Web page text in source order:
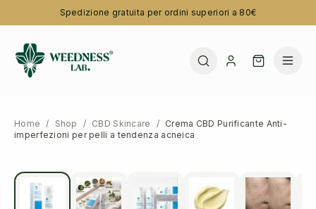
Spedizione gratuita per ordini superiori a 80€
Home / Shop / CBD Skincare /
Crema CBD Purificante Anti-
imperfezioni per pelli a tendenza acneica